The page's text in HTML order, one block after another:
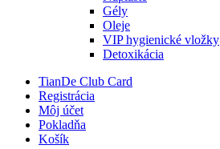
Gély
Oleje
VIP hygienické vložky
Detoxikácia
TianDe Club Card
Registrácia
Môj účet
Pokladňa
Košík